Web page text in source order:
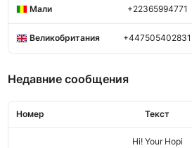
Мали +22365994771
Великобритания +447505402831
Недавние сообщения
Номер Текст
Hi! Your Hopi